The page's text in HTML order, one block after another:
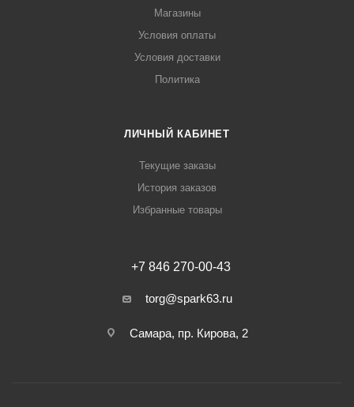
Магазины
Условия оплаты
Условия доставки
Политика
ЛИЧНЫЙ КАБИНЕТ
Текущие заказы
История заказов
Избранные товары
+7 846 270-00-43
torg@spark63.ru
Самара, пр. Кирова, 2